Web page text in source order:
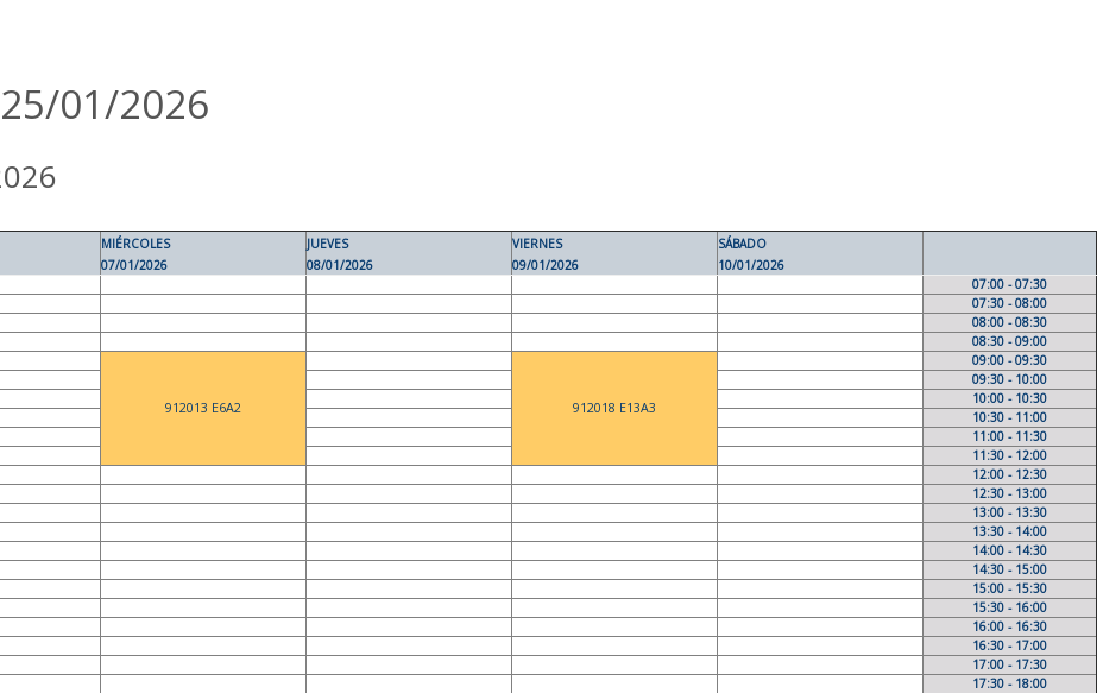
01/2026
MIÉRCOLES
07/01/2026
JUEVES
08/01/2026
VIERNES
09/01/2026
SÁBADO
10/01/2026
07:00 - 07:30
07:30 - 08:00
08:00 - 08:30
08:30 - 09:00
912013 E6A2 912018 E13A3
09:00 - 09:30
09:30 - 10:00
10:00 - 10:30
10:30 - 11:00
11:00 - 11:30
11:30 - 12:00
12:00 - 12:30
12:30 - 13:00
13:00 - 13:30
13:30 - 14:00
14:00 - 14:30
14:30 - 15:00
15:00 - 15:30
15:30 - 16:00
16:00 - 16:30
16:30 - 17:00
17:00 - 17:30
17:30 - 18:00